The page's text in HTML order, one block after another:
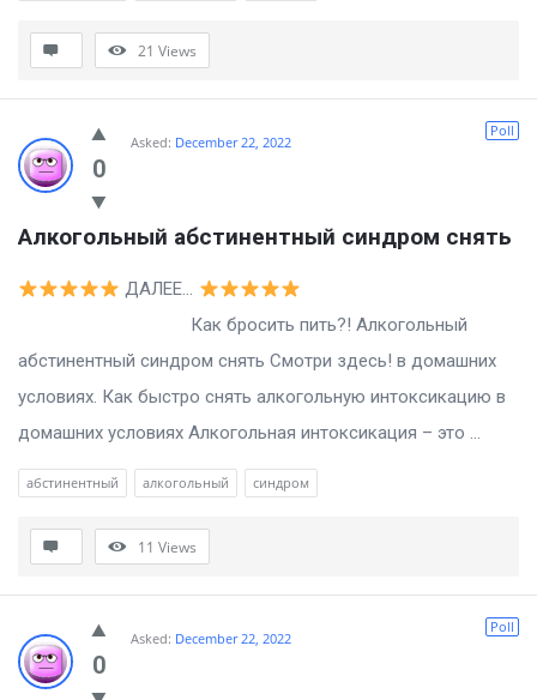
21 Views
0
Poll
Asked: December 22, 2022
Алкогольный абстинентный синдром снять
ДАЛЕЕ…
Как бросить пить?! Алкогольный
абстинентный синдром снять Смотри здесь! в домашних
условиях. Как быстро снять алкогольную интоксикацию в
домашних условиях Алкогольная интоксикация – это ...
абстинентный алкогольный синдром
11 Views
0
Poll
Asked: December 22, 2022